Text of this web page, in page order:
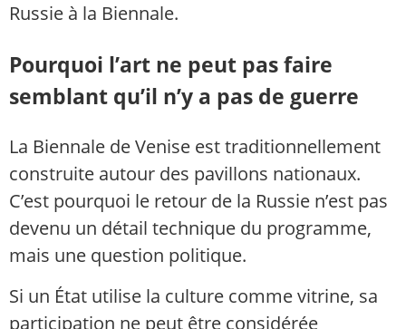
Russie à la Biennale.
Pourquoi l’art ne peut pas faire
semblant qu’il n’y a pas de guerre
La Biennale de Venise est traditionnellement
construite autour des pavillons nationaux.
C’est pourquoi le retour de la Russie n’est pas
devenu un détail technique du programme,
mais une question politique.
Si un État utilise la culture comme vitrine, sa
participation ne peut être considérée